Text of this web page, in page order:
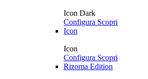
Icon Dark
Configura Scopri
Icon
Icon
Configura Scopri
Rizoma Edition